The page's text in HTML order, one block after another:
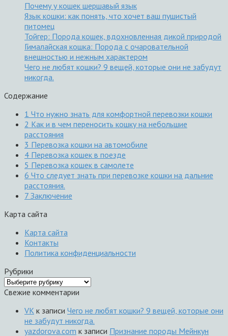
Почему у кошек шершавый язык
Язык кошки: как понять, что хочет ваш пушистый
питомец
Тойгер: Порода кошек, вдохновленная дикой природой
Гималайская кошка: Порода с очаровательной
внешностью и нежным характером
Чего не любят кошки? 9 вещей, которые они не забудут
никогда.
Содержание
1 Что нужно знать для комфортной перевозки кошки
2 Как и в чем переносить кошку на небольшие
расстояния
3 Перевозка кошки на автомобиле
4 Перевозка кошек в поезде
5 Перевозка кошек в самолете
6 Что следует знать при перевозке кошки на дальние
расстояния.
7 Заключение
Карта сайта
Карта сайта
Контакты
Политика конфиденциальности
Рубрики
Рубрики
Свежие комментарии
VK к записи Чего не любят кошки? 9 вещей, которые они
не забудут никогда.
yazdorova.com к записи Признание породы Мейнкун